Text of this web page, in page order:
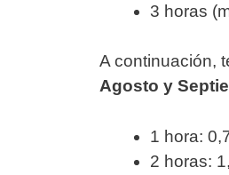
3 horas
A continuación,
Agosto y
1 hora:
2 horas: